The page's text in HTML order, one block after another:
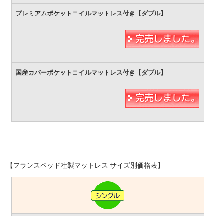
【フランスベッド社製マットレス サイズ別価格表】